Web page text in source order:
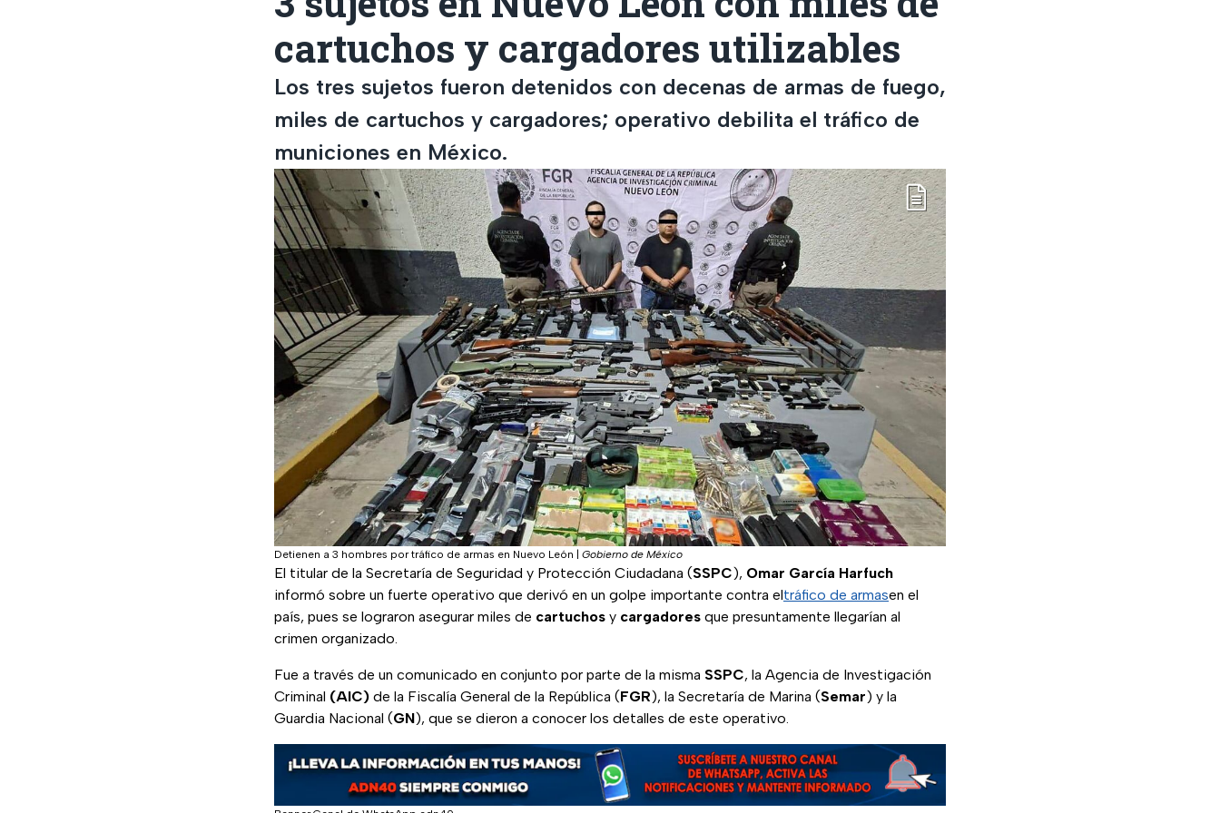
cartuchos y cargadores utilizables
Los tres sujetos fueron detenidos con decenas de armas de fuego,
miles de cartuchos y cargadores; operativo debilita el tráfico de
municiones en México.
Detienen a 3 hombres por tráfico de armas en Nuevo León Gobierno de México
El titular de la Secretaría de Seguridad y Protección Ciudadana (SSPC), Omar García Harfuch
informó sobre un fuerte operativo que derivó en un golpe importante contra eltráfico de armasen el
país, pues se lograron asegurar miles de cartuchos y cargadores que presuntamente llegarían al
crimen organizado.
Fue a través de un comunicado en conjunto por parte de la misma SSPC, la Agencia de Investigación
Criminal (AIC) de la Fiscalía General de la República (FGR), la Secretaría de Marina (Semar) y la
Guardia Nacional (GN), que se dieron a conocer los detalles de este operativo.